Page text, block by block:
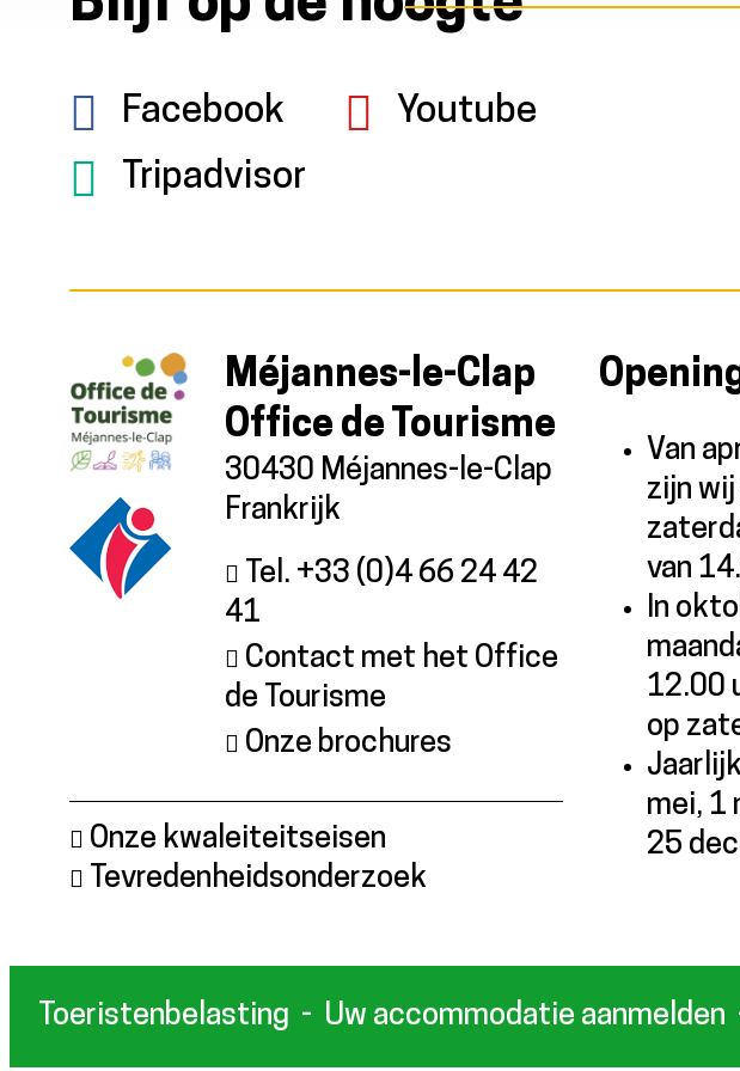
Facebook
Youtube
Tripadvisor
Méjannes-le-Clap
Office de Tourisme
30430 Méjannes-le-Clap
Frankrijk
Tel. +33 (0)4 66 24 42
41
Contact met het Office
de Tourisme
Onze brochures
Onze kwaleiteitseisen
Tevredenheidsonderzoek
Van
zijn
van
In
12.00
op
mei, 1
25
Toeristenbelasting Uw accommodatie aanmelden